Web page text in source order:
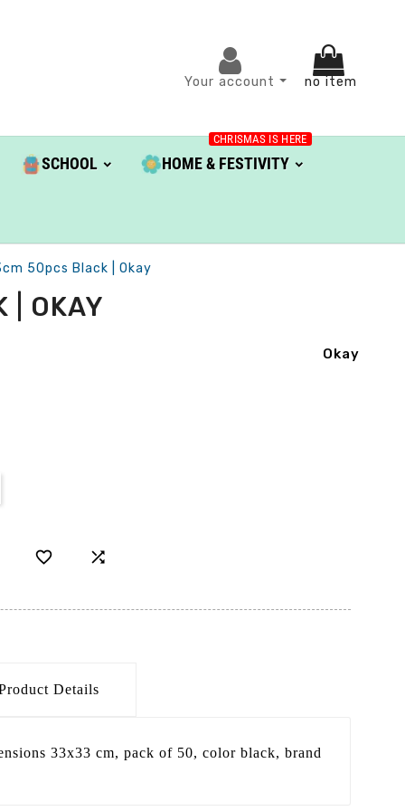
Your account no item
SCHOOL HOME & FESTIVITY
CHRISMAS IS HERE
50pcs Black | Okay
| OKAY
Okay
 
Details
33x33 cm, pack of 50, color black, brand